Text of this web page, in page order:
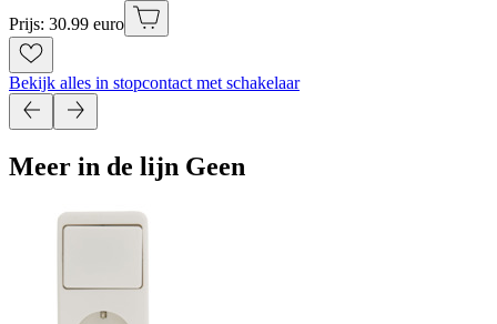
Prijs: 30.99 euro
Bekijk alles in stopcontact met schakelaar
Meer in de lijn Geen